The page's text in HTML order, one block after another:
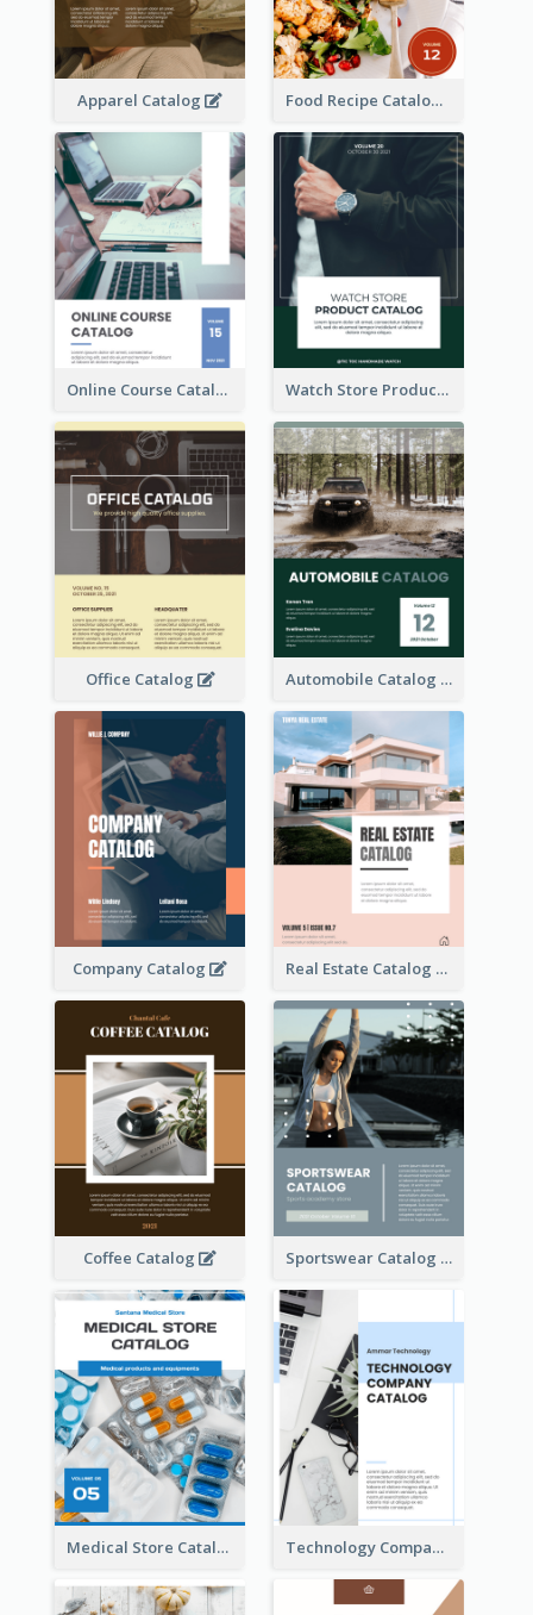
Apparel Catalog Food Recipe Catalog
Online Course Catalog Watch Store Product Catalog
Office Catalog Automobile Catalog
Company Catalog Real Estate Catalog
Coffee Catalog Sportswear Catalog
Medical Store Catalog Technology Company Catalog